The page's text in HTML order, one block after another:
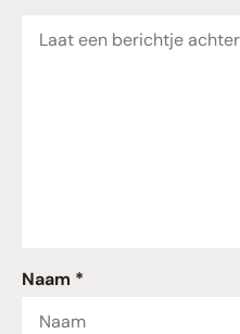
Reactie
Naam *